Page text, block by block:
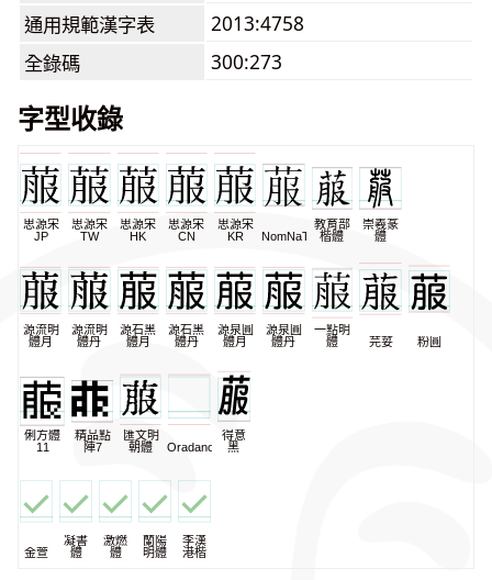
通用規範漢字表
2013:4758
全錄碼
300:273
字型收錄
思源宋
JP
思源宋
TW
思源宋
HK
思源宋
CN
思源宋
KR
NomNaTong
教育部
楷體
崇羲篆
體
源流明
體月
源流明
體丹
源石黑
體月
源石黑
體丹
源泉圓
體月
源泉圓
體丹
一點明
體
芫荽 粉圓
俐方體
11
精品點
陣7
匯文明
朝體
Oradano
得意
黑
金萱
凝書
體
激燃
體
蘭陽
明體
李漢
港楷